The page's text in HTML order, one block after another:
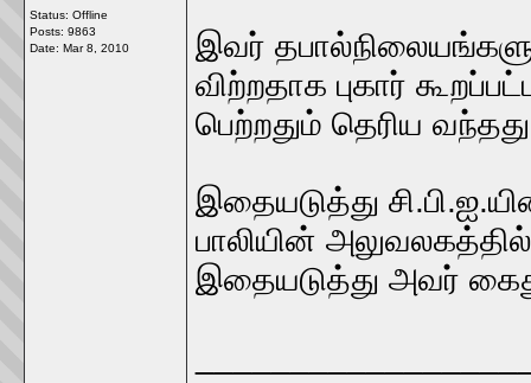
Status: Offline
Posts: 9863
Date: Mar 8, 2010
இவர்
விற்றதாக புகார்
பெற்றதும் தெரிய
இதையடுத்து
பாலியின்
இதையடுத்து அவர்